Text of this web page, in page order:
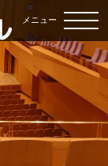
メニュー